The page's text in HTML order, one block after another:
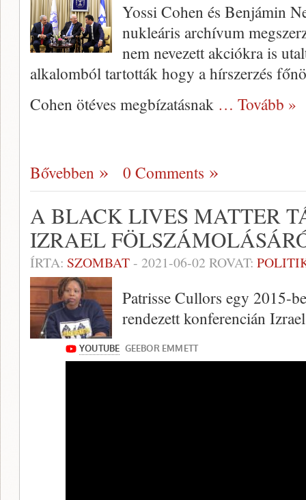
Yossi Cohen és Benjámin
nukleáris archívum
nem nevezett akciókra is
alkalomból tartották hogy a hírszerzés
Cohen ötéves megbízatásnak … Tovább »
Bővebben 0 Comments
A BLACK LIVES MATTER
IZRAEL
ÍRTA: SZOMBAT- 2021-06-02 ROVAT:
Patrisse Cullors egy 2015-
rendezett konferencián